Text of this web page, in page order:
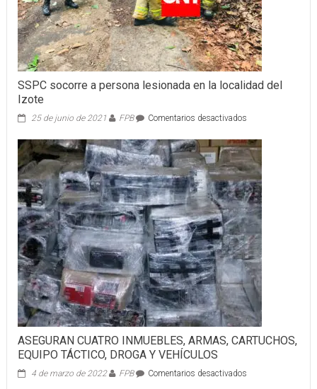
SSPC socorre a persona lesionada en la localidad del
Izote
25 de junio de 2021 FPB Comentarios desactivadosen
socorre
a
persona
lesionada
en
la
localidad
del
Izote
ASEGURAN CUATRO INMUEBLES, ARMAS, CARTUCHOS,
EQUIPO TÁCTICO, DROGA Y VEHÍCULOS
4 de marzo de 2022 FPB Comentarios desactivadosen